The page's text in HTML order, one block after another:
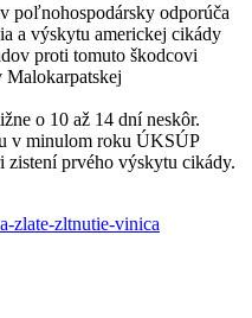
poľnohospodársky odporúča
a výskytu americkej cikády
proti tomuto škodcovi
Malokarpatskej
o 10 až 14 dní neskôr.
v minulom roku ÚKSÚP
zistení prvého výskytu cikády.
zlate-zltnutie-vinica